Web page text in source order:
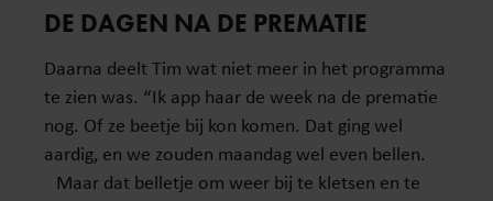
DE DAGEN NA DE PREMATIE
Daarna deelt Tim wat niet meer in het programma
te zien was. “Ik app haar de week na de prematie
nog. Of ze beetje bij kon komen. Dat ging wel
aardig, en we zouden maandag wel even bellen.
Maar dat belletje om weer bij te kletsen en te